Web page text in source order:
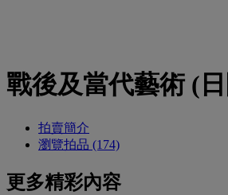
戰後及當代藝術 (
拍賣簡介
瀏覽拍品 (174)
更多精彩內容